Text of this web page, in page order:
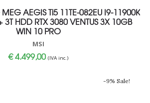
AEGIS Ti5 11TE-082EU I9-11900K
3T HDD RTX 3080 VENTUS 3X 10GB
WIN 10 PRO
MSI
€4.499,00 (IVA inc.)
-9% Sale!